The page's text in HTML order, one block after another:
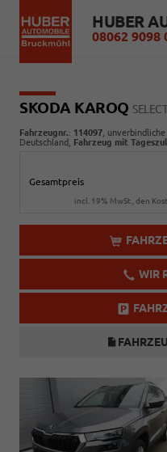
08062 9098
SKODA KAROQ
Fahrzeugnr.: 114097 ,
Deutschland, Fahrzeug mit
Gesamtpreis
incl. 19% MwSt., den
WIR